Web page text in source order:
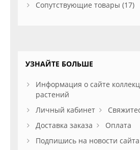
Сопутствующие товары (17)
УЗНАЙТЕ БОЛЬШЕ
Информация о сайте
растений
Личный кабинет
Доставка заказа
Оплата
Подпишись на новости